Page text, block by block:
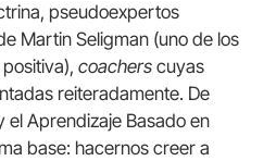
pseudoexpertos
Martin Seligman (uno de los
coachers cuyas
reiteradamente. De
el Aprendizaje Basado en
base: hacernos creer a